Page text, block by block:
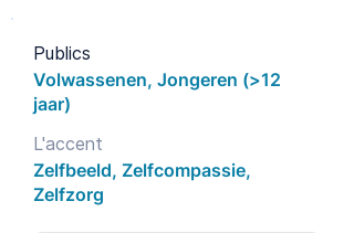
Publics
Volwassenen, Jongeren (>12
jaar)
L'accent
Zelfbeeld, Zelfcompassie,
Zelfzorg